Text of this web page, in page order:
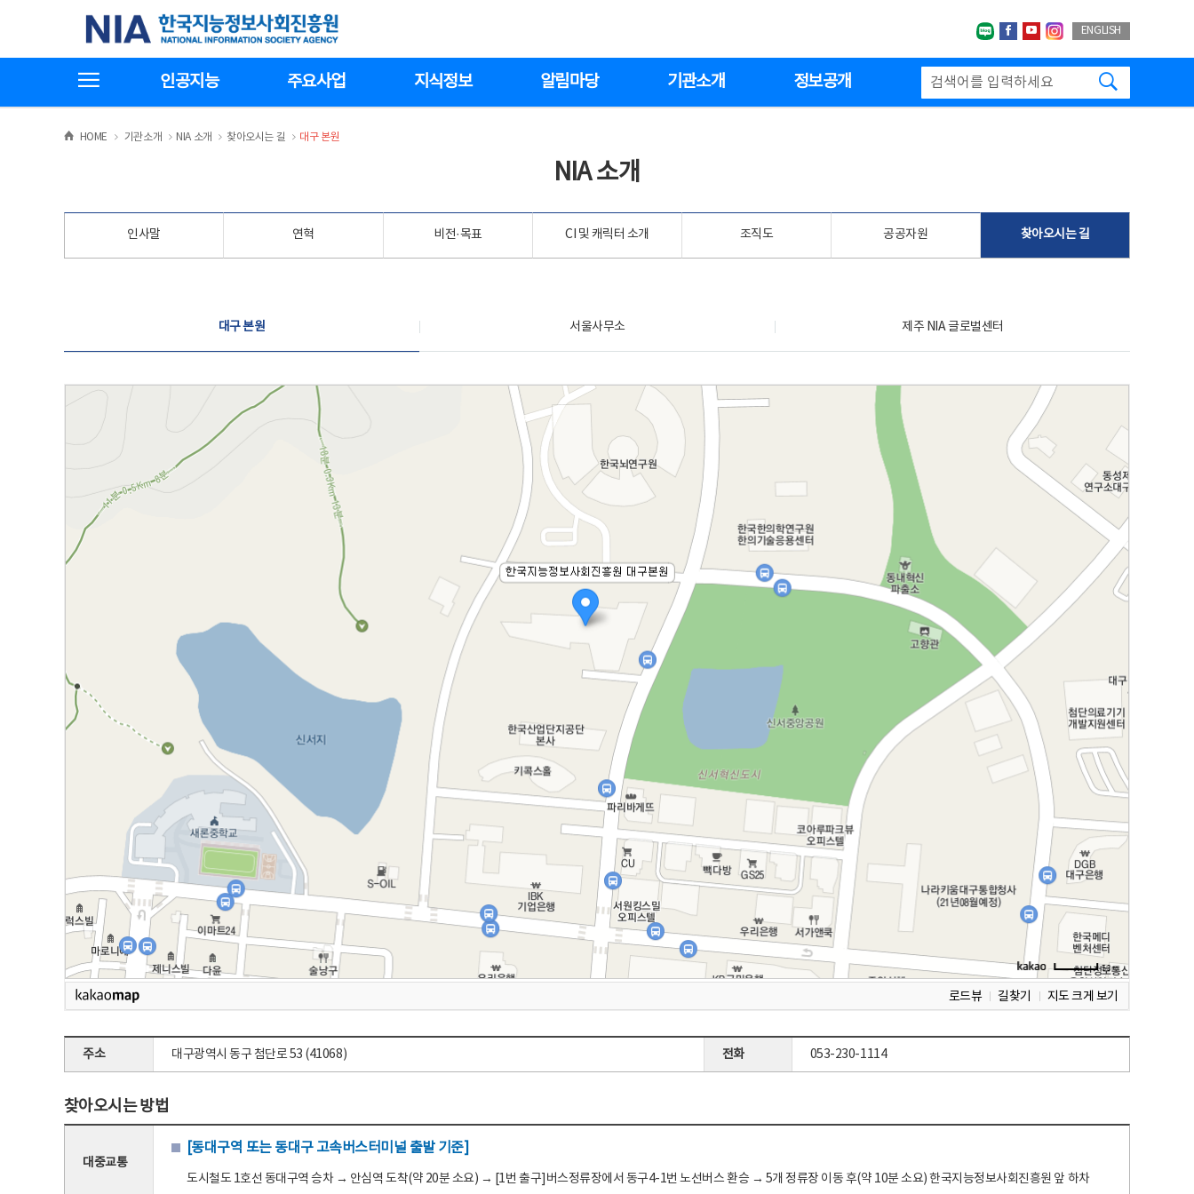
기
한국지능정보사회진흥원
네이버블로그
페이스북
유투브인스타그랩
ENGLISH
인공지능 주요사업 지식정보 알림마당 기관소개 정보공개
HOME >
기관소개 >NIA 소개 >
찾아오시는 길 >
대구 본원
NIA 소개
인사말 연혁 비전·목표 CI 및 캐릭터 소개 조직도 공공자원 찾아오시는 길
대구 본원 서울사무소 제주 NIA 글로벌센터
로드뷰 길찾기 지도 크게 보기
주소 대구광역시 동구 첨단로 53 (41068) 전화 053-230-1114
찾아오시는 방법
대중교통
[동대구역 또는 동대구 고속버스터미널 출발 기준]
도시철도 1호선 동대구역 승차 → 안심역 도착(약 20분 소요) → [1번 출구]버스정류장에서 동구4-1번 노선버스 환승 → 5개 정류장 이동 후(약 10분 소요) 한국지능정보사회진흥원 앞 하차